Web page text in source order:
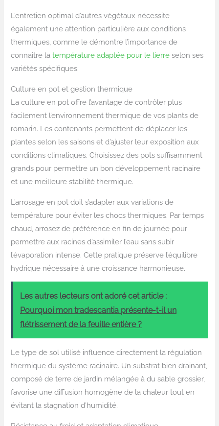
L’entretien optimal d’autres végétaux nécessite
également une attention particulière aux conditions
thermiques, comme le démontre l’importance de
connaître latempérature adaptée pour le lierre selon ses
variétés spécifiques.
Culture en pot et gestion thermique
La culture en pot offre l’avantage de contrôler plus
facilement l’environnement thermique de vos plants de
romarin. Les contenants permettent de déplacer les
plantes selon les saisons et d’ajuster leur exposition aux
conditions climatiques. Choisissez des pots suffisamment
grands pour permettre un bon développement racinaire
et une meilleure stabilité thermique.
L’arrosage en pot doit s’adapter aux variations de
température pour éviter les chocs thermiques. Par temps
chaud, arrosez de préférence en fin de journée pour
permettre aux racines d’assimiler l’eau sans subir
l’évaporation intense. Cette pratique préserve l’équilibre
hydrique nécessaire à une croissance harmonieuse.
Les autres lecteurs ont adoré cet article :
Pourquoi mon tradescantia présente-t-il un
flétrissement de la feuille entière ?
Le type de sol utilisé influence directement la régulation
thermique du système racinaire. Un substrat bien drainant,
composé de terre de jardin mélangée à du sable grossier,
favorise une diffusion homogène de la chaleur tout en
évitant la stagnation d’humidité.